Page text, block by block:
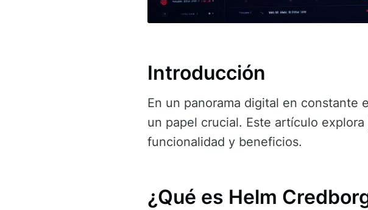
Introducción
En un panorama digital en constante
un papel crucial. Este artículo explora
funcionalidad y beneficios.
¿Qué es Helm